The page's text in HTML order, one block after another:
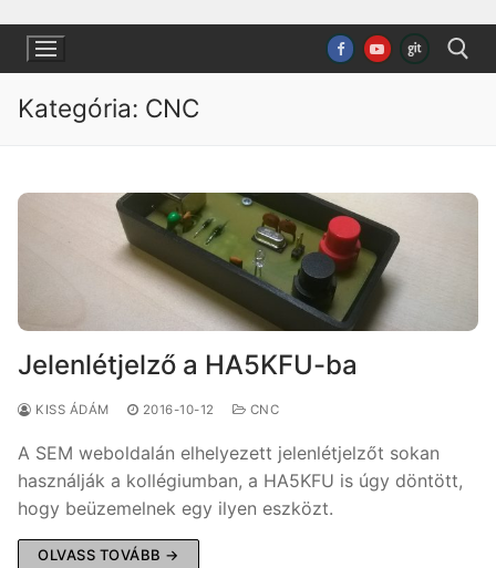
tartalomra
Kategória: CNC
Jelenlétjelző a HA5KFU-ba
KISS ÁDÁM 2016-10-12 CNC
A SEM weboldalán elhelyezett jelenlétjelzőt sokan
használják a kollégiumban, a HA5KFU is úgy döntött,
hogy beüzemelnek egy ilyen eszközt.
OLVASS TOVÁBB →